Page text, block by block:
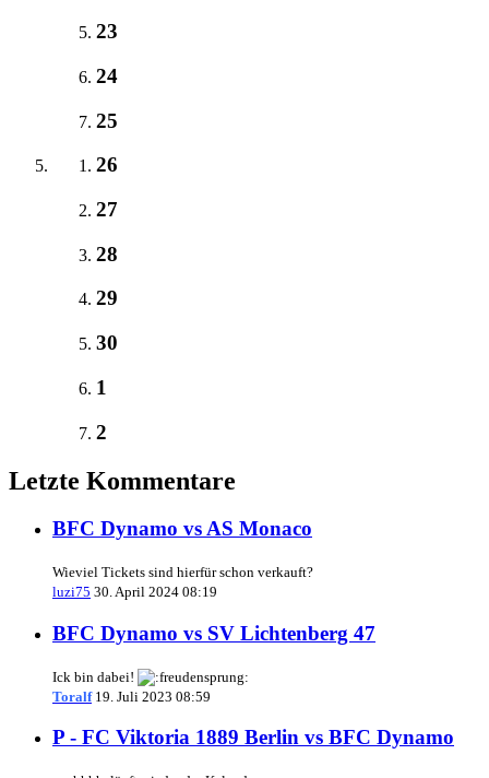
23
24
25
26
27
28
29
30
1
2
Letzte Kommentare
BFC Dynamo vs AS Monaco
Wieviel Tickets sind hierfür schon verkauft?
luzi75 30. April 2024 08:19
BFC Dynamo vs SV Lichtenberg 47
Ick bin dabei!
Toralf 19. Juli 2023 08:59
P - FC Viktoria 1889 Berlin vs BFC Dynamo